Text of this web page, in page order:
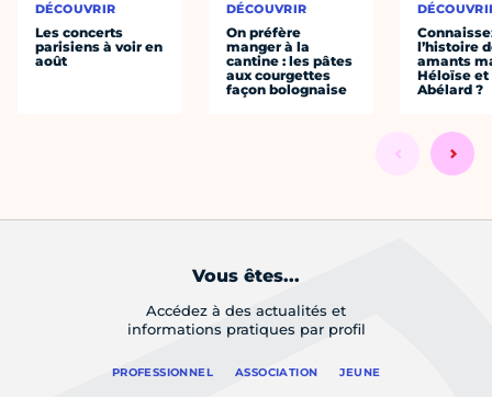
DÉCOUVRIR
Les concerts
parisiens à voir en
août
DÉCOUVRIR
On préfère
manger à la
cantine : les pâtes
aux courgettes
façon bolognaise
l’histoire
amants
Héloïse et
Abélard ?
Vous êtes...
Accédez à des actualités et
informations pratiques par profil
PROFESSIONNEL ASSOCIATION JEUNE